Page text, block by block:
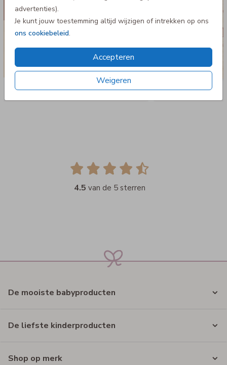
advertenties).
Je kunt jouw toestemming altijd wijzigen of intrekken op ons
ons cookiebeleid.
Accepteren
Weigeren
4.5 van de 5 sterren
De mooiste babyproducten
De liefste kinderproducten
Shop op merk